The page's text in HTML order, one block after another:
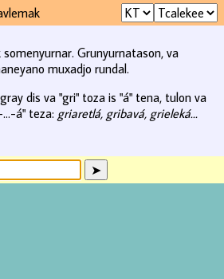
Grunyurnatason, va
muxadjo rundal.
dis va "gri" toza is "á" tena, tulon va
á" teza: griaretlá, gribavá, grieleká...